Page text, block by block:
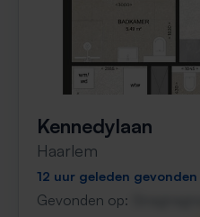
Kennedylaan
Haarlem
12 uur geleden gevonden
Gevonden op: